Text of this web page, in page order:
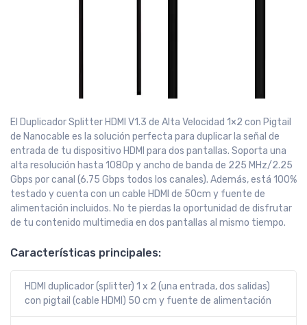
El Duplicador Splitter HDMI V1.3 de Alta Velocidad 1×2 con Pigtail
de Nanocable es la solución perfecta para duplicar la señal de
entrada de tu dispositivo HDMI para dos pantallas. Soporta una
alta resolución hasta 1080p y ancho de banda de 225 MHz/2.25
Gbps por canal (6.75 Gbps todos los canales). Además, está 100%
testado y cuenta con un cable HDMI de 50cm y fuente de
alimentación incluidos. No te pierdas la oportunidad de disfrutar
de tu contenido multimedia en dos pantallas al mismo tiempo.
Características principales:
HDMI duplicador (splitter) 1 x 2 (una entrada, dos salidas)
con pigtail (cable HDMI) 50 cm y fuente de alimentación